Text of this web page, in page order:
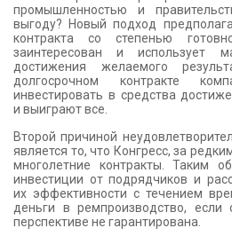
промышленностью и
выгоду? Новый подход
контракта со степенью
заинтересован и использует
достижения желаемого
долгосрочном контракте
инвестировать в средства
и выиграют все.
Второй причиной
является то, что Конгресс, за
многолетние контракты. Таким
инвестиции от подрядчиков и
их эффективности с течением
деньги в ремпроизводство, если
перспективе не гарантирована.